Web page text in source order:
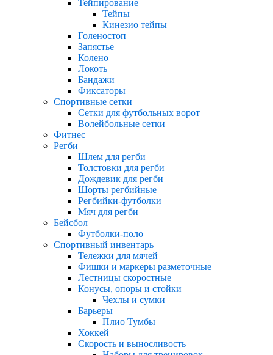
Тейпирование
Тейпы
Кинезио тейпы
Голеностоп
Запястье
Колено
Локоть
Бандажи
Фиксаторы
Спортивные сетки
Сетки для футбольных ворот
Волейбольные сетки
Фитнес
Регби
Шлем для регби
Толстовки для регби
Дождевик для регби
Шорты регбийные
Регбийки-футболки
Мяч для регби
Бейсбол
Футболки-поло
Спортивный инвентарь
Тележки для мячей
Фишки и маркеры разметочные
Лестницы скоростные
Конусы, опоры и стойки
Чехлы и сумки
Барьеры
Плио Тумбы
Хоккей
Скорость и выносливость